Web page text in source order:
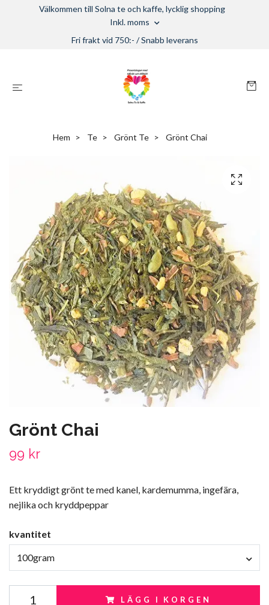
Välkommen till Solna te och kaffe, lycklig shopping
Inkl. moms
Fri frakt vid 750:- / Snabb leverans
Hem Te Grönt Te Grönt Chai
Grönt Chai
99 kr
Ett kryddigt grönt te med kanel, kardemumma, ingefära,
nejlika och kryddpeppar
kvantitet
100gram
LÄGG I KORGEN